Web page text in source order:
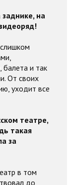
на
балета и так
От своих
уходит все
театре,
такая
за
в том
до